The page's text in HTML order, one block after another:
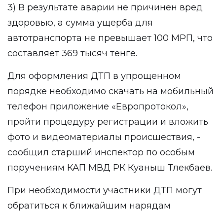
3) В результате аварии не причинен вред
здоровью, а сумма ущерба для
автотранспорта не превышает 100 МРП, что
составляет 369 тысяч тенге.
Для оформления ДТП в упрощенном
порядке необходимо скачать на мобильный
телефон приложение «Европротокол»,
пройти процедуру регистрации и вложить
фото и видеоматериалы происшествия, -
сообщил старший инспектор по особым
поручениям КАП МВД РК Куаныш Тлекбаев.
При необходимости участники ДТП могут
обратиться к ближайшим нарядам